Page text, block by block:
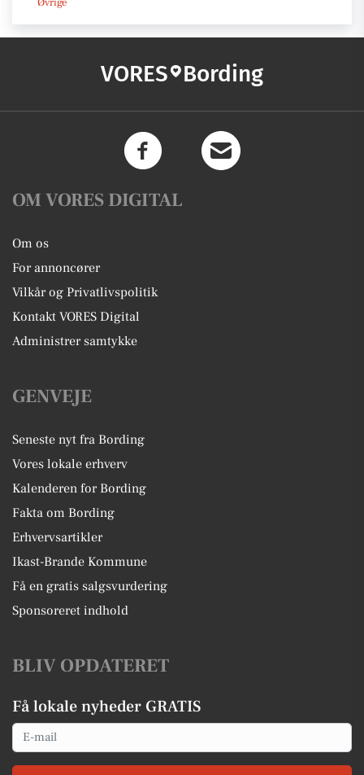
VORES Bording
OM VORES DIGITAL
Om os
For annoncører
Vilkår og Privatlivspolitik
Kontakt VORES Digital
Administrer samtykke
GENVEJE
Seneste nyt fra Bording
Vores lokale erhverv
Kalenderen for Bording
Fakta om Bording
Erhvervsartikler
Ikast-Brande Kommune
Få en gratis salgsvurdering
Sponsoreret indhold
BLIV OPDATERET
Få lokale nyheder GRATIS
Email